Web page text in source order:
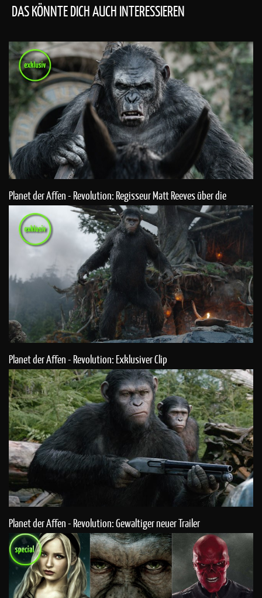
DAS KÖNNTE DICH AUCH INTERESSIEREN
Planet der Affen - Revolution: Regisseur Matt Reeves über die
Darsteller
Planet der Affen - Revolution: Exklusiver Clip
Planet der Affen - Revolution: Gewaltiger neuer Trailer